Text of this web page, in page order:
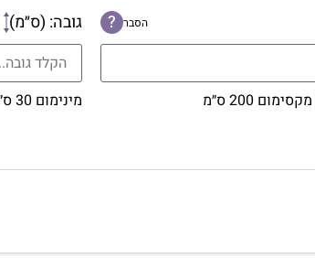
הסבר ? גובה: (ס״מ)
מינימום 30 ס״מ | מקסימום 260 ס״מ